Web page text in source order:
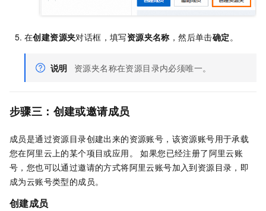
在创建资源夹对话框，填写资源夹名称 ，然后单击确定 。
说明 资源夹名称在资源目录内必须唯一。
步骤三：创建或邀请成员
成员是通过资源目录创建出来的资源账号，该资源账号用于承载
您在阿里云上的某个项目或应用。 如果您已经注册了阿里云账
号，您也可以通过邀请的方式将阿里云账号加入到资源目录，即
成为云账号类型的成员。
创建成员